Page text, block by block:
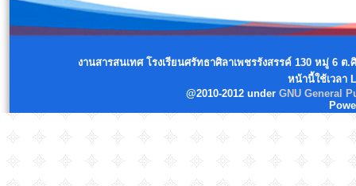
งานสารสนเทศ โรงเรียนศรัทธาศิลาเพชรรังสรรค์ 130 หมู่ 6
หน้านี้ใช้เวลา
@2010-2012 under GNU General